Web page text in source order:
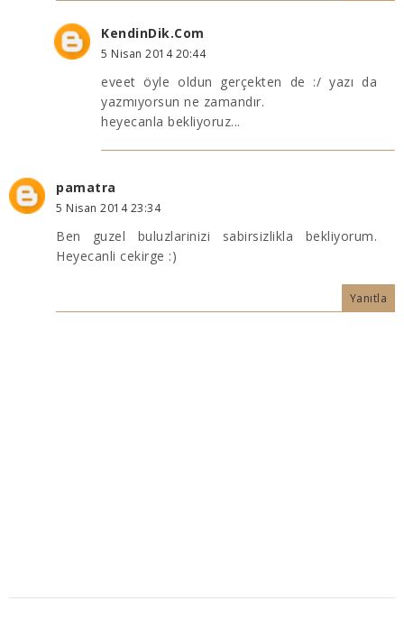
KendinDik.Com
5 Nisan 2014 20:44
eveet öyle oldun gerçekten de :/ yazı da
yazmıyorsun ne zamandır.
heyecanla bekliyoruz...
pamatra
5 Nisan 2014 23:34
Ben guzel buluzlarinizi sabirsizlikla bekliyorum.
Heyecanli cekirge :)
Yanıtla